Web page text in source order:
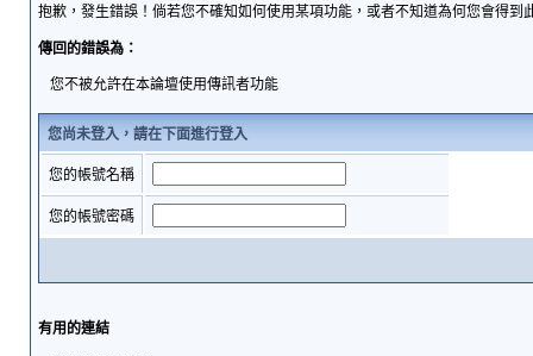
抱歉，發生錯誤！倘若您不確知如何使用某項功能，或者不知道為何您會得
傳回的錯誤為：
您不被允許在本論壇使用傳訊者功能
您尚未登入，請在下面進行登入
您的帳號名稱
您的帳號密碼
有用的連結